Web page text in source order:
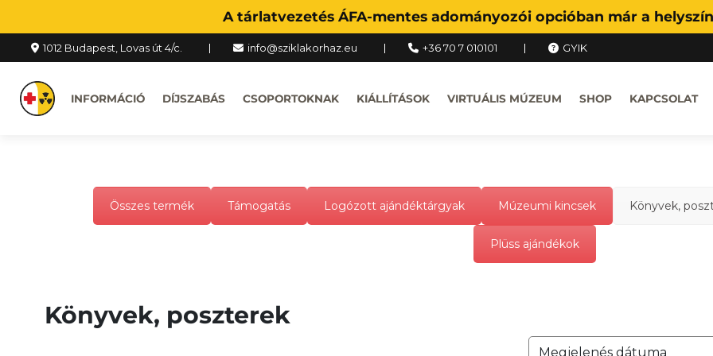
A tárlatvezetés ÁFA-mentes adományozói opcióban már a
1012 Budapest, Lovas út 4/c. info@sziklakorhaz.eu +36 70 7 010101 GYIK
INFORMÁCIÓ DÍJSZABÁS CSOPORTOKNAK KIÁLLÍTÁSOK VIRTUÁLIS MÚZEUM SHOP KAPCSOLAT
Összes termék Támogatás Logózott ajándéktárgyak Múzeumi kincsek Könyvek,
Plüss ajándékok
Könyvek, poszterek